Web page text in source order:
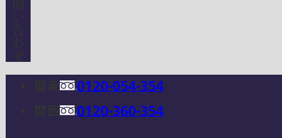
0120-054-354
0120-360-354